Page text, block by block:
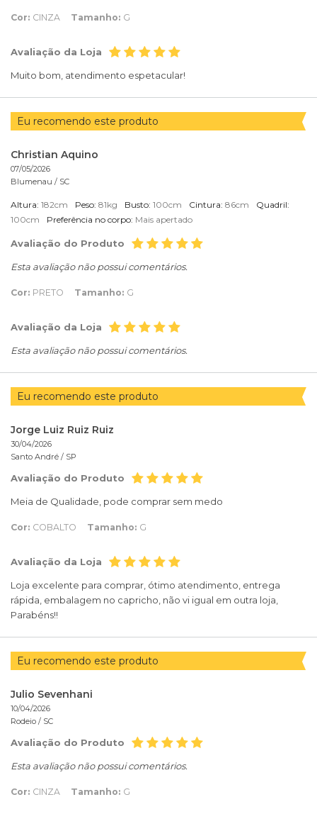
Cor: CINZA Tamanho: G
Avaliação da Loja
Muito bom, atendimento espetacular!
Eu recomendo este produto
Christian Aquino
07/05/2026
Blumenau / SC
Altura: 182cm Peso: 81kg Busto: 100cm Cintura: 86cm
Quadril:
100cm
Preferência no corpo: Mais apertado
Avaliação do Produto
Esta avaliação não possui comentários.
Cor: PRETO Tamanho: G
Avaliação da Loja
Esta avaliação não possui comentários.
Eu recomendo este produto
Jorge Luiz Ruiz Ruiz
30/04/2026
Santo André / SP
Avaliação do Produto
Meia de Qualidade, pode comprar sem medo
Cor: COBALTO Tamanho: G
Avaliação da Loja
Loja excelente para comprar, ótimo atendimento, entrega
rápida, embalagem no capricho, não vi igual em outra loja,
Parabéns!!
Eu recomendo este produto
Julio Sevenhani
10/04/2026
Rodeio / SC
Avaliação do Produto
Esta avaliação não possui comentários.
Cor: CINZA Tamanho: G